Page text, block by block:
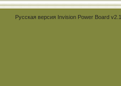
Русская версия Invision Power Board